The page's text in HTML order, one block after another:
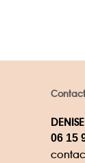
Contact
06 15